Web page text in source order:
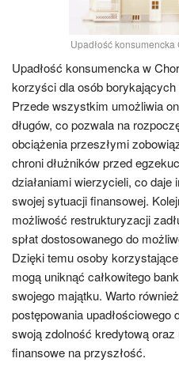
Upadłość konsumencka
Upadłość konsumencka w
korzyści dla osób
Przede wszystkim umożliwia
długów, co pozwala na
obciążenia przeszłymi
chroni dłużników przed
działaniami wierzycieli, co
swojej sytuacji finansowej.
możliwość restrukturyzacji
spłat dostosowanego do
Dzięki temu osoby
mogą uniknąć całkowitego
swojego majątku. Warto
postępowania upadłościowego
swoją zdolność kredytową
finansowe na przyszłość.